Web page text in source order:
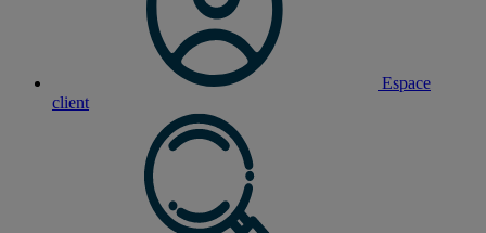
Espace
client